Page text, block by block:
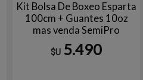
Kit Bolsa De Boxeo Esparta
100cm + Guantes 10oz
mas venda SemiPro
Entrenamiento Completo
$U 5.490